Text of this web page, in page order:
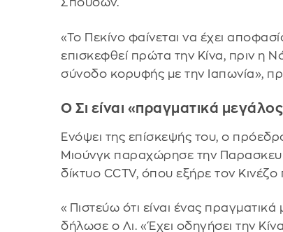
Σπουδών.
«Το Πεκίνο φαίνεται να έχει
επισκεφθεί πρώτα την Κίνα, πριν η
σύνοδο κορυφής με την Ιαπωνία»,
Ο Σι είναι «πραγματικά
Ενόψει της επίσκεψής του, ο
Μιούνγκ παραχώρησε την
δίκτυο CCTV, όπου εξήρε τον Κινέζο
«Πιστεύω ότι είναι ένας
δήλωσε ο Λι. «Έχει οδηγήσει την